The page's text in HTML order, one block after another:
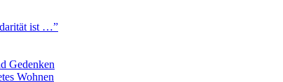
ist …”
Gedenken
Wohnen